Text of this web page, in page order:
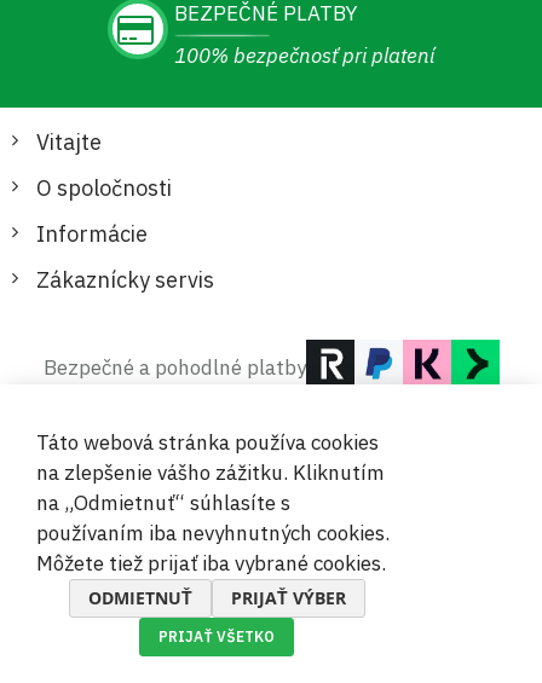
BEZPEČNÉ PLATBY
100% bezpečnosť pri platení
Vitajte
O spoločnosti
Informácie
Zákaznícky servis
Bezpečné a pohodlné platby
© 2019-2026 Megamix s.r.o.
Táto webová stránka používa cookies
na zlepšenie vášho zážitku. Kliknutím
na „Odmietnuť“ súhlasíte s
používaním iba nevyhnutných cookies.
Môžete tiež prijať iba vybrané cookies.
ODMIETNUŤ PRIJAŤ VÝBER
PRIJAŤ VŠETKO